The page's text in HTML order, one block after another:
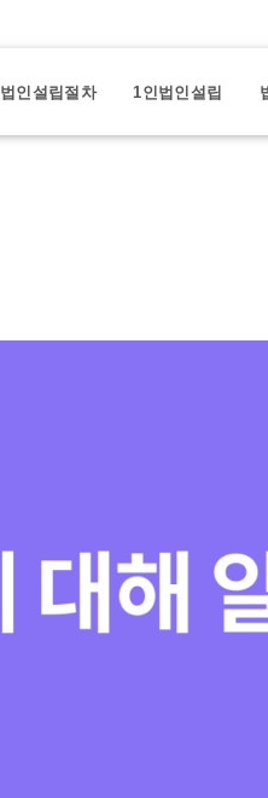
법인설립절차 1인법인설립